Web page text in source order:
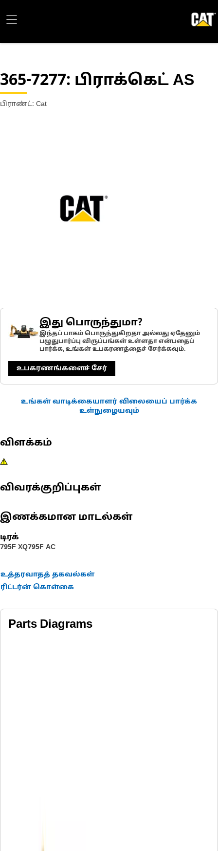
365-7277: பிராக்கெட் AS
பிராண்ட்: Cat
இது பொருந்துமா?
இந்தப் பாகம் பொருந்துகிறதா அல்லது ஏதேனும்
பழுதுபார்ப்பு விருப்பங்கள் உள்ளதா என்பதைப்
பார்க்க, உங்கள் உபகரணத்தைச் சேர்க்கவும்.
உபகரணங்களைச் சேர்
உங்கள் வாடிக்கையாளர் விலையைப் பார்க்க
உள்நுழையவும்
விளக்கம்
விவரக்குறிப்புகள்
இணக்கமான மாடல்கள்
டிரக்
795F XQ795F AC
உத்தரவாதத் தகவல்கள்
ரிட்டர்ன் கொள்கை
Parts Diagrams